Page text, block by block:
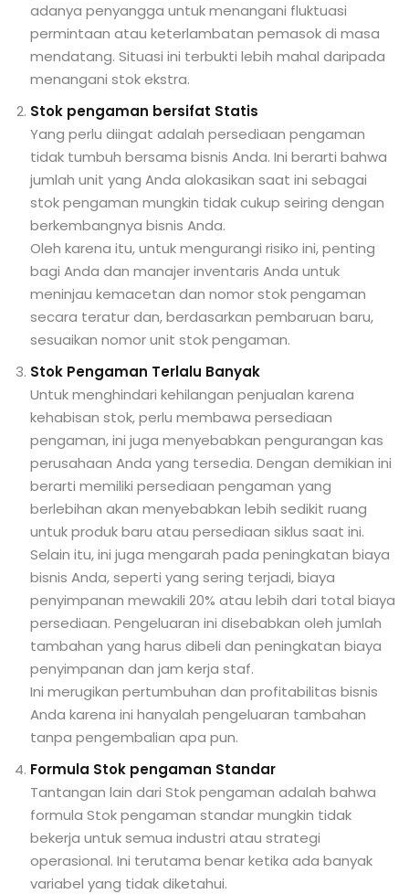
adanya penyangga untuk menangani fluktuasi
permintaan atau keterlambatan pemasok di masa
mendatang. Situasi ini terbukti lebih mahal daripada
menangani stok ekstra.
Stok pengaman bersifat Statis
Yang perlu diingat adalah persediaan pengaman
tidak tumbuh bersama bisnis Anda. Ini berarti bahwa
jumlah unit yang Anda alokasikan saat ini sebagai
stok pengaman mungkin tidak cukup seiring dengan
berkembangnya bisnis Anda.
Oleh karena itu, untuk mengurangi risiko ini, penting
bagi Anda dan manajer inventaris Anda untuk
meninjau kemacetan dan nomor stok pengaman
secara teratur dan, berdasarkan pembaruan baru,
sesuaikan nomor unit stok pengaman.
Stok Pengaman Terlalu Banyak
Untuk menghindari kehilangan penjualan karena
kehabisan stok, perlu membawa persediaan
pengaman, ini juga menyebabkan pengurangan kas
perusahaan Anda yang tersedia. Dengan demikian ini
berarti memiliki persediaan pengaman yang
berlebihan akan menyebabkan lebih sedikit ruang
untuk produk baru atau persediaan siklus saat ini.
Selain itu, ini juga mengarah pada peningkatan biaya
bisnis Anda, seperti yang sering terjadi, biaya
penyimpanan mewakili 20% atau lebih dari total biaya
persediaan. Pengeluaran ini disebabkan oleh jumlah
tambahan yang harus dibeli dan peningkatan biaya
penyimpanan dan jam kerja staf.
Ini merugikan pertumbuhan dan profitabilitas bisnis
Anda karena ini hanyalah pengeluaran tambahan
tanpa pengembalian apa pun.
Formula Stok pengaman Standar
Tantangan lain dari Stok pengaman adalah bahwa
formula Stok pengaman standar mungkin tidak
bekerja untuk semua industri atau strategi
operasional. Ini terutama benar ketika ada banyak
variabel yang tidak diketahui.